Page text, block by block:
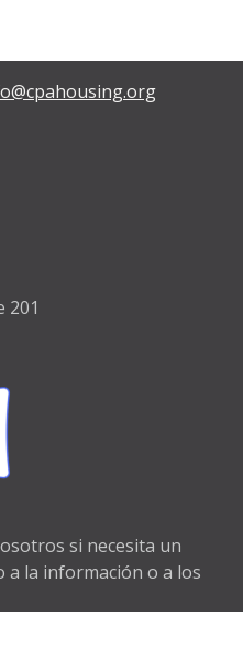
201
si necesita un
a la información o a los